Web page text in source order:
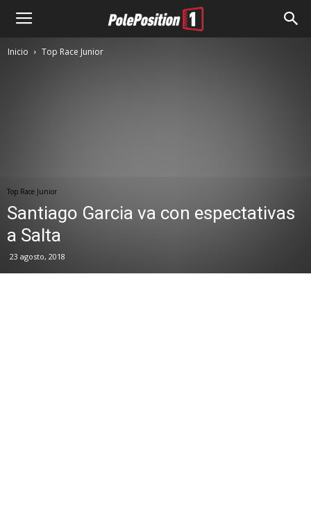
Inicio Top Race Junior
Top Race Junior
Santiago Garcia va con espectativas
a Salta
23 agosto, 2018